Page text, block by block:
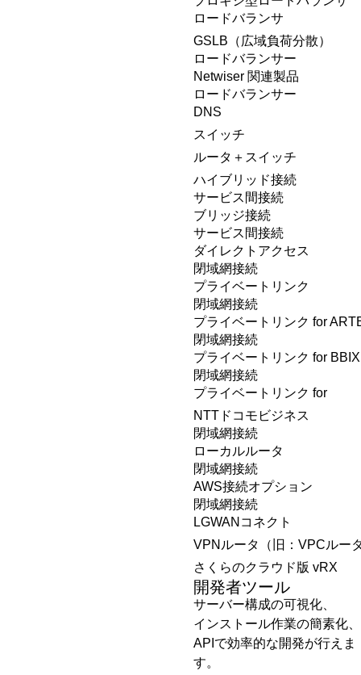
ロードバランサ
GSLB（広域負荷分散）
ロードバランサー
Netwiser 関連製品
ロードバランサー
DNS
スイッチ
ルータ＋スイッチ
ハイブリッド接続
サービス間接続
ブリッジ接続
サービス間接続
ダイレクトアクセス
閉域網接続
プライベートリンク
閉域網接続
プライベートリンク for
閉域網接続
プライベートリンク for BBIX
閉域網接続
プライベートリンク for
NTTドコモビジネス
閉域網接続
ローカルルータ
閉域網接続
AWS接続オプション
閉域網接続
LGWANコネクト
VPNルータ（旧：VPCルー
さくらのクラウド版 vRX
開発者ツール
サーバー構成の可視化、
インストール作業の簡素化、
APIで効率的な開発が行えま
す。